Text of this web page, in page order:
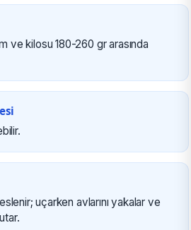
ve kilosu 180-260 gr arasında
uçarken avlarını yakalar ve